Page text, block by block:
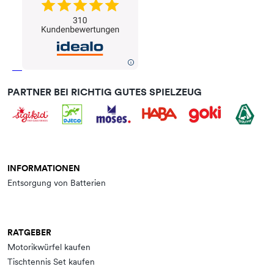
PARTNER BEI RICHTIG GUTES SPIELZEUG
INFORMATIONEN
Entsorgung von Batterien
RATGEBER
Motorikwürfel kaufen
Tischtennis Set kaufen